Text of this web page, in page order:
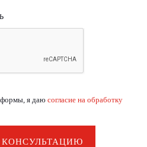
формы, я даю согласие на обработку